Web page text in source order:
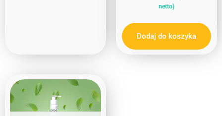
netto)
Dodaj do koszyka